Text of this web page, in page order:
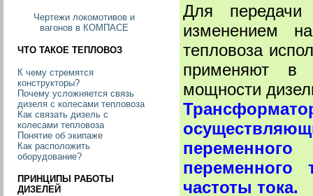
Для передачи
изменением
тепловоза
применяют в
мощности
переменного
частоты тока.
Чертежи локомотивов и
вагонов в КОМПАСЕ
ЧТО ТАКОЕ ТЕПЛОВОЗ
К чему стремятся
конструкторы?
Почему усложняется связь
дизеля с колесами тепловоза
Как связать дизель с
колесами тепловоза
Понятие об экипаже
Как расположить
оборудование?
ПРИНЦИПЫ РАБОТЫ
ДИЗЕЛЕЙ